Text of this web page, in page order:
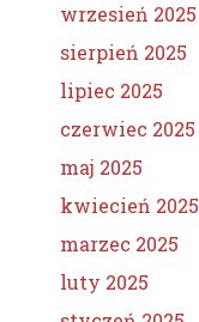
wrzesień 2025
sierpień 2025
lipiec 2025
czerwiec 2025
maj 2025
kwiecień 2025
marzec 2025
luty 2025